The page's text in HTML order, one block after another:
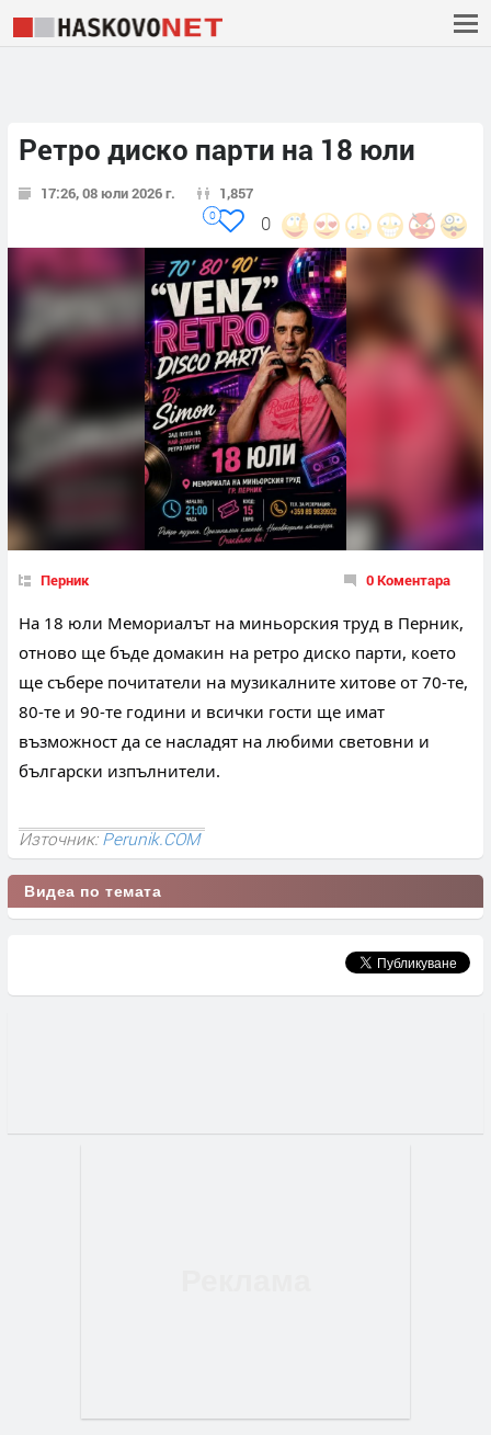
Ретро диско парти на 18 юли
17:26, 08 юли 2026 г. 1,857
0
0
Перник 0 Коментара
На 18 юли Мемориалът на миньорския труд в Перник,
отново ще бъде домакин на ретро диско парти, което
ще събере почитатели на музикалните хитове от 70-те,
80-те и 90-те години и всички гости ще имат
възможност да се насладят на любими световни и
български изпълнители.
Източник:Perunik.COM
Видеа по темата